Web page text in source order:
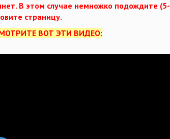
В этом случае немножко подождите (5-
страницу.
ВОТ ЭТИ ВИДЕО: